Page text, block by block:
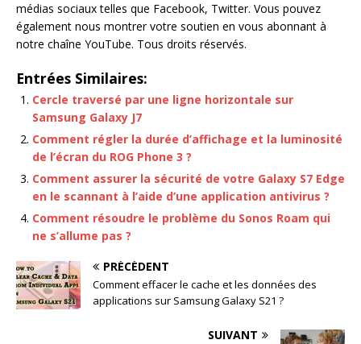
médias sociaux telles que Facebook, Twitter. Vous pouvez
également nous montrer votre soutien en vous abonnant à
notre chaîne YouTube. Tous droits réservés.
Entrées Similaires:
Cercle traversé par une ligne horizontale sur
Samsung Galaxy J7
Comment régler la durée d’affichage et la luminosité
de l’écran du ROG Phone 3 ?
Comment assurer la sécurité de votre Galaxy S7 Edge
en le scannant à l’aide d’une application antivirus ?
Comment résoudre le problème du Sonos Roam qui
ne s’allume pas ?
PRÉCÉDENT
Comment effacer le cache et les données des
applications sur Samsung Galaxy S21 ?
SUIVANT